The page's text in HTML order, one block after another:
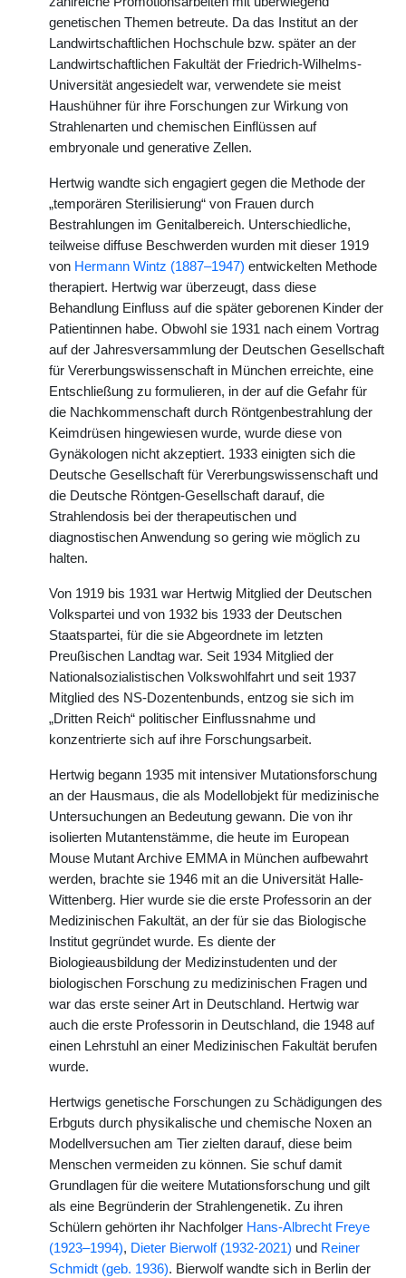
genetischen Themen betreute. Da das Institut an der
Landwirtschaftlichen Hochschule bzw. später an der
Landwirtschaftlichen Fakultät der Friedrich-Wilhelms-
Universität angesiedelt war, verwendete sie meist
Haushühner für ihre Forschungen zur Wirkung von
Strahlenarten und chemischen Einflüssen auf
embryonale und generative Zellen.
Hertwig wandte sich engagiert gegen die Methode der
„temporären Sterilisierung“ von Frauen durch
Bestrahlungen im Genitalbereich. Unterschiedliche,
teilweise diffuse Beschwerden wurden mit dieser 1919
von Hermann Wintz (1887–1947) entwickelten Methode
therapiert. Hertwig war überzeugt, dass diese
Behandlung Einfluss auf die später geborenen Kinder der
Patientinnen habe. Obwohl sie 1931 nach einem Vortrag
auf der Jahresversammlung der Deutschen Gesellschaft
für Vererbungswissenschaft in München erreichte, eine
Entschließung zu formulieren, in der auf die Gefahr für
die Nachkommenschaft durch Röntgenbestrahlung der
Keimdrüsen hingewiesen wurde, wurde diese von
Gynäkologen nicht akzeptiert. 1933 einigten sich die
Deutsche Gesellschaft für Vererbungswissenschaft und
die Deutsche Röntgen-Gesellschaft darauf, die
Strahlendosis bei der therapeutischen und
diagnostischen Anwendung so gering wie möglich zu
halten.
Von 1919 bis 1931 war Hertwig Mitglied der Deutschen
Volkspartei und von 1932 bis 1933 der Deutschen
Staatspartei, für die sie Abgeordnete im letzten
Preußischen Landtag war. Seit 1934 Mitglied der
Nationalsozialistischen Volkswohlfahrt und seit 1937
Mitglied des NS-Dozentenbunds, entzog sie sich im
„Dritten Reich“ politischer Einflussnahme und
konzentrierte sich auf ihre Forschungsarbeit.
Hertwig begann 1935 mit intensiver Mutationsforschung
an der Hausmaus, die als Modellobjekt für medizinische
Untersuchungen an Bedeutung gewann. Die von ihr
isolierten Mutantenstämme, die heute im European
Mouse Mutant Archive EMMA in München aufbewahrt
werden, brachte sie 1946 mit an die Universität Halle-
Wittenberg. Hier wurde sie die erste Professorin an der
Medizinischen Fakultät, an der für sie das Biologische
Institut gegründet wurde. Es diente der
Biologieausbildung der Medizinstudenten und der
biologischen Forschung zu medizinischen Fragen und
war das erste seiner Art in Deutschland. Hertwig war
auch die erste Professorin in Deutschland, die 1948 auf
einen Lehrstuhl an einer Medizinischen Fakultät berufen
wurde.
Hertwigs genetische Forschungen zu Schädigungen des
Erbguts durch physikalische und chemische Noxen an
Modellversuchen am Tier zielten darauf, diese beim
Menschen vermeiden zu können. Sie schuf damit
Grundlagen für die weitere Mutationsforschung und gilt
als eine Begründerin der Strahlengenetik. Zu ihren
Schülern gehörten ihr Nachfolger Hans-Albrecht Freye
(1923–1994), Dieter Bierwolf (1932-2021) und Reiner
Schmidt (geb. 1936). Bierwolf wandte sich in Berlin der